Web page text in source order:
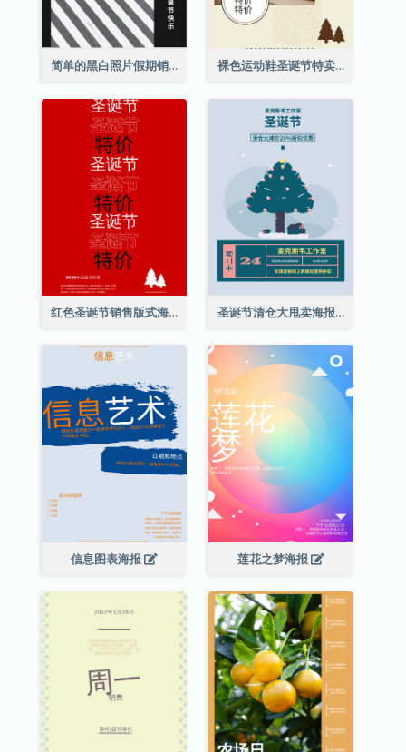
简单的黑白照片假期销售海报 裸色运动鞋圣诞节特卖海报
红色圣诞节销售版式海报 圣诞节清仓大甩卖海报
信息图表海报 莲花之梦海报